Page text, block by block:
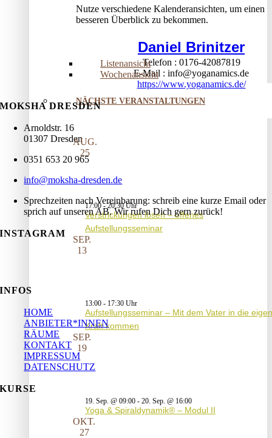
Nutze verschiedene Kalenderansichten, um einen
besseren Überblick zu bekommen.
Listenansicht
Wochenansicht
NÄCHSTE VERANSTALTUNGEN
AUG.
25
17:00-20:30
Verstrickungen lösen – offenes
Aufstellungsseminar
SEP.
13
13:00 - 17:30
Aufstellungsseminar – Mit dem Vater in die
Kraft kommen
SEP.
19
19. Sep. @ 09:00 - 20. Sep. @ 16:00
Yoga & Spiraldynamik® – Modul II
OKT.
27
Daniel Brinitzer
Telefon
0176-42087819
E-Mail
info@yoganamics.de
https://www.yoganamics.de/
MOKSHA DRESDEN
Arnoldstr. 16
01307 Dresden
0351 653 20 965
info@moksha-dresden.de
Sprechzeiten nach Vereinbarung: schreib eine kurze Email oder
sprich auf unseren AB. Wir rufen Dich gern zurück!
INSTAGRAM
INFOS
HOME
ANBIETER*INNEN
RÄUME
KONTAKT
IMPRESSUM
DATENSCHUTZ
KURSE